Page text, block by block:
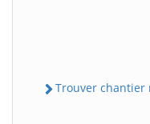
Trouver chantier